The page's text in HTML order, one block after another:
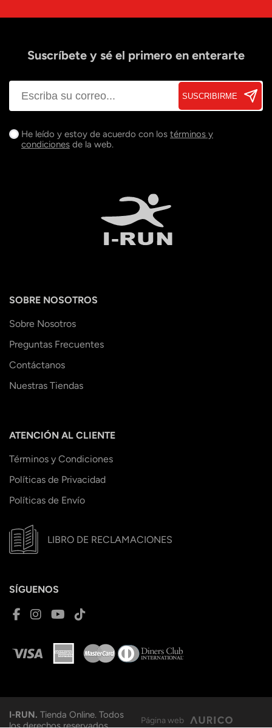
Suscríbete y sé el primero en enterarte
SUSCRIBIRME
He leído y estoy de acuerdo con los términos y
condiciones de la web.
SOBRE NOSOTROS
Sobre Nosotros
Preguntas Frecuentes
Contáctanos
Nuestras Tiendas
ATENCIÓN AL CLIENTE
Términos y Condiciones
Políticas de Privacidad
Políticas de Envío
LIBRO DE RECLAMACIONES
SÍGUENOS
I-RUN. Tienda Online. Todos
los derechos reservados.
Página web